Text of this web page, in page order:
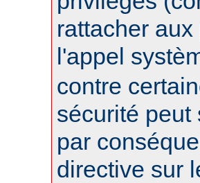
rattacher
l'appel
contre
sécurité peut
par
directive sur